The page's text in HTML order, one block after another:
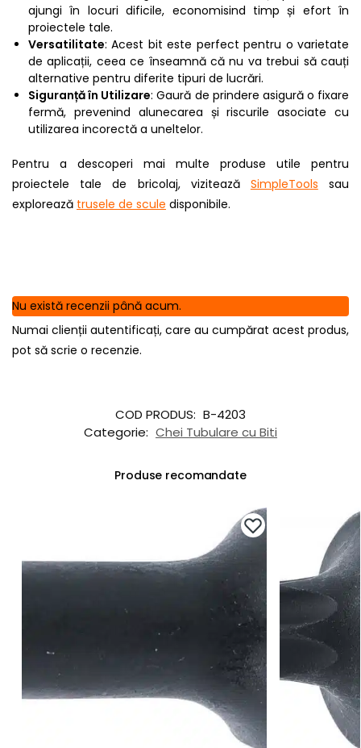
ajungi în locuri dificile, economisind timp și efort în
proiectele tale.
Versatilitate: Acest bit este perfect pentru o varietate
de aplicații, ceea ce înseamnă că nu va trebui să cauți
alternative pentru diferite tipuri de lucrări.
Siguranță în Utilizare: Gaură de prindere asigură o fixare
fermă, prevenind alunecarea și riscurile asociate cu
utilizarea incorectă a uneltelor.
Pentru a descoperi mai multe produse utile pentru
proiectele tale de bricolaj, vizitează SimpleTools sau
explorează trusele de scule disponibile.
Nu există recenzii până acum.
Numai clienții autentificați, care au cumpărat acest produs,
pot să scrie o recenzie.
COD PRODUS: B-4203
Categorie: Chei Tubulare cu Biti
Produse recomandate